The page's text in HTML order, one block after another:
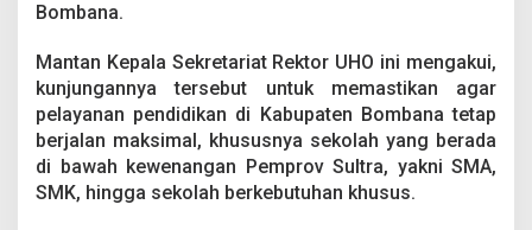
a
s
i
e
k
Bombana.
Mantan Kepala Sekretariat Rektor UHO ini mengakui,
kunjungannya tersebut untuk memastikan agar
pelayanan pendidikan di Kabupaten Bombana tetap
berjalan maksimal, khususnya sekolah yang berada
di bawah kewenangan Pemprov Sultra, yakni SMA,
SMK, hingga sekolah berkebutuhan khusus.